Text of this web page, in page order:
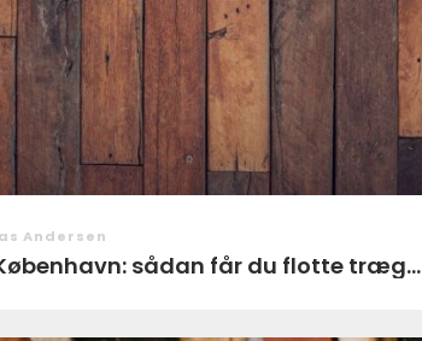
Andersen
sådan får du flotte træg...